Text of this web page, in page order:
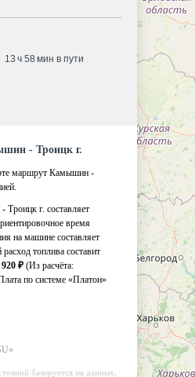
13 ч 58 мин в пути
- Троицк г.
маршрут Камышин -
г. составляет
время
на машине составляет
топлива составит
920 ₽ (Из расчёта:
по системе «Платон»
базируется на данных,